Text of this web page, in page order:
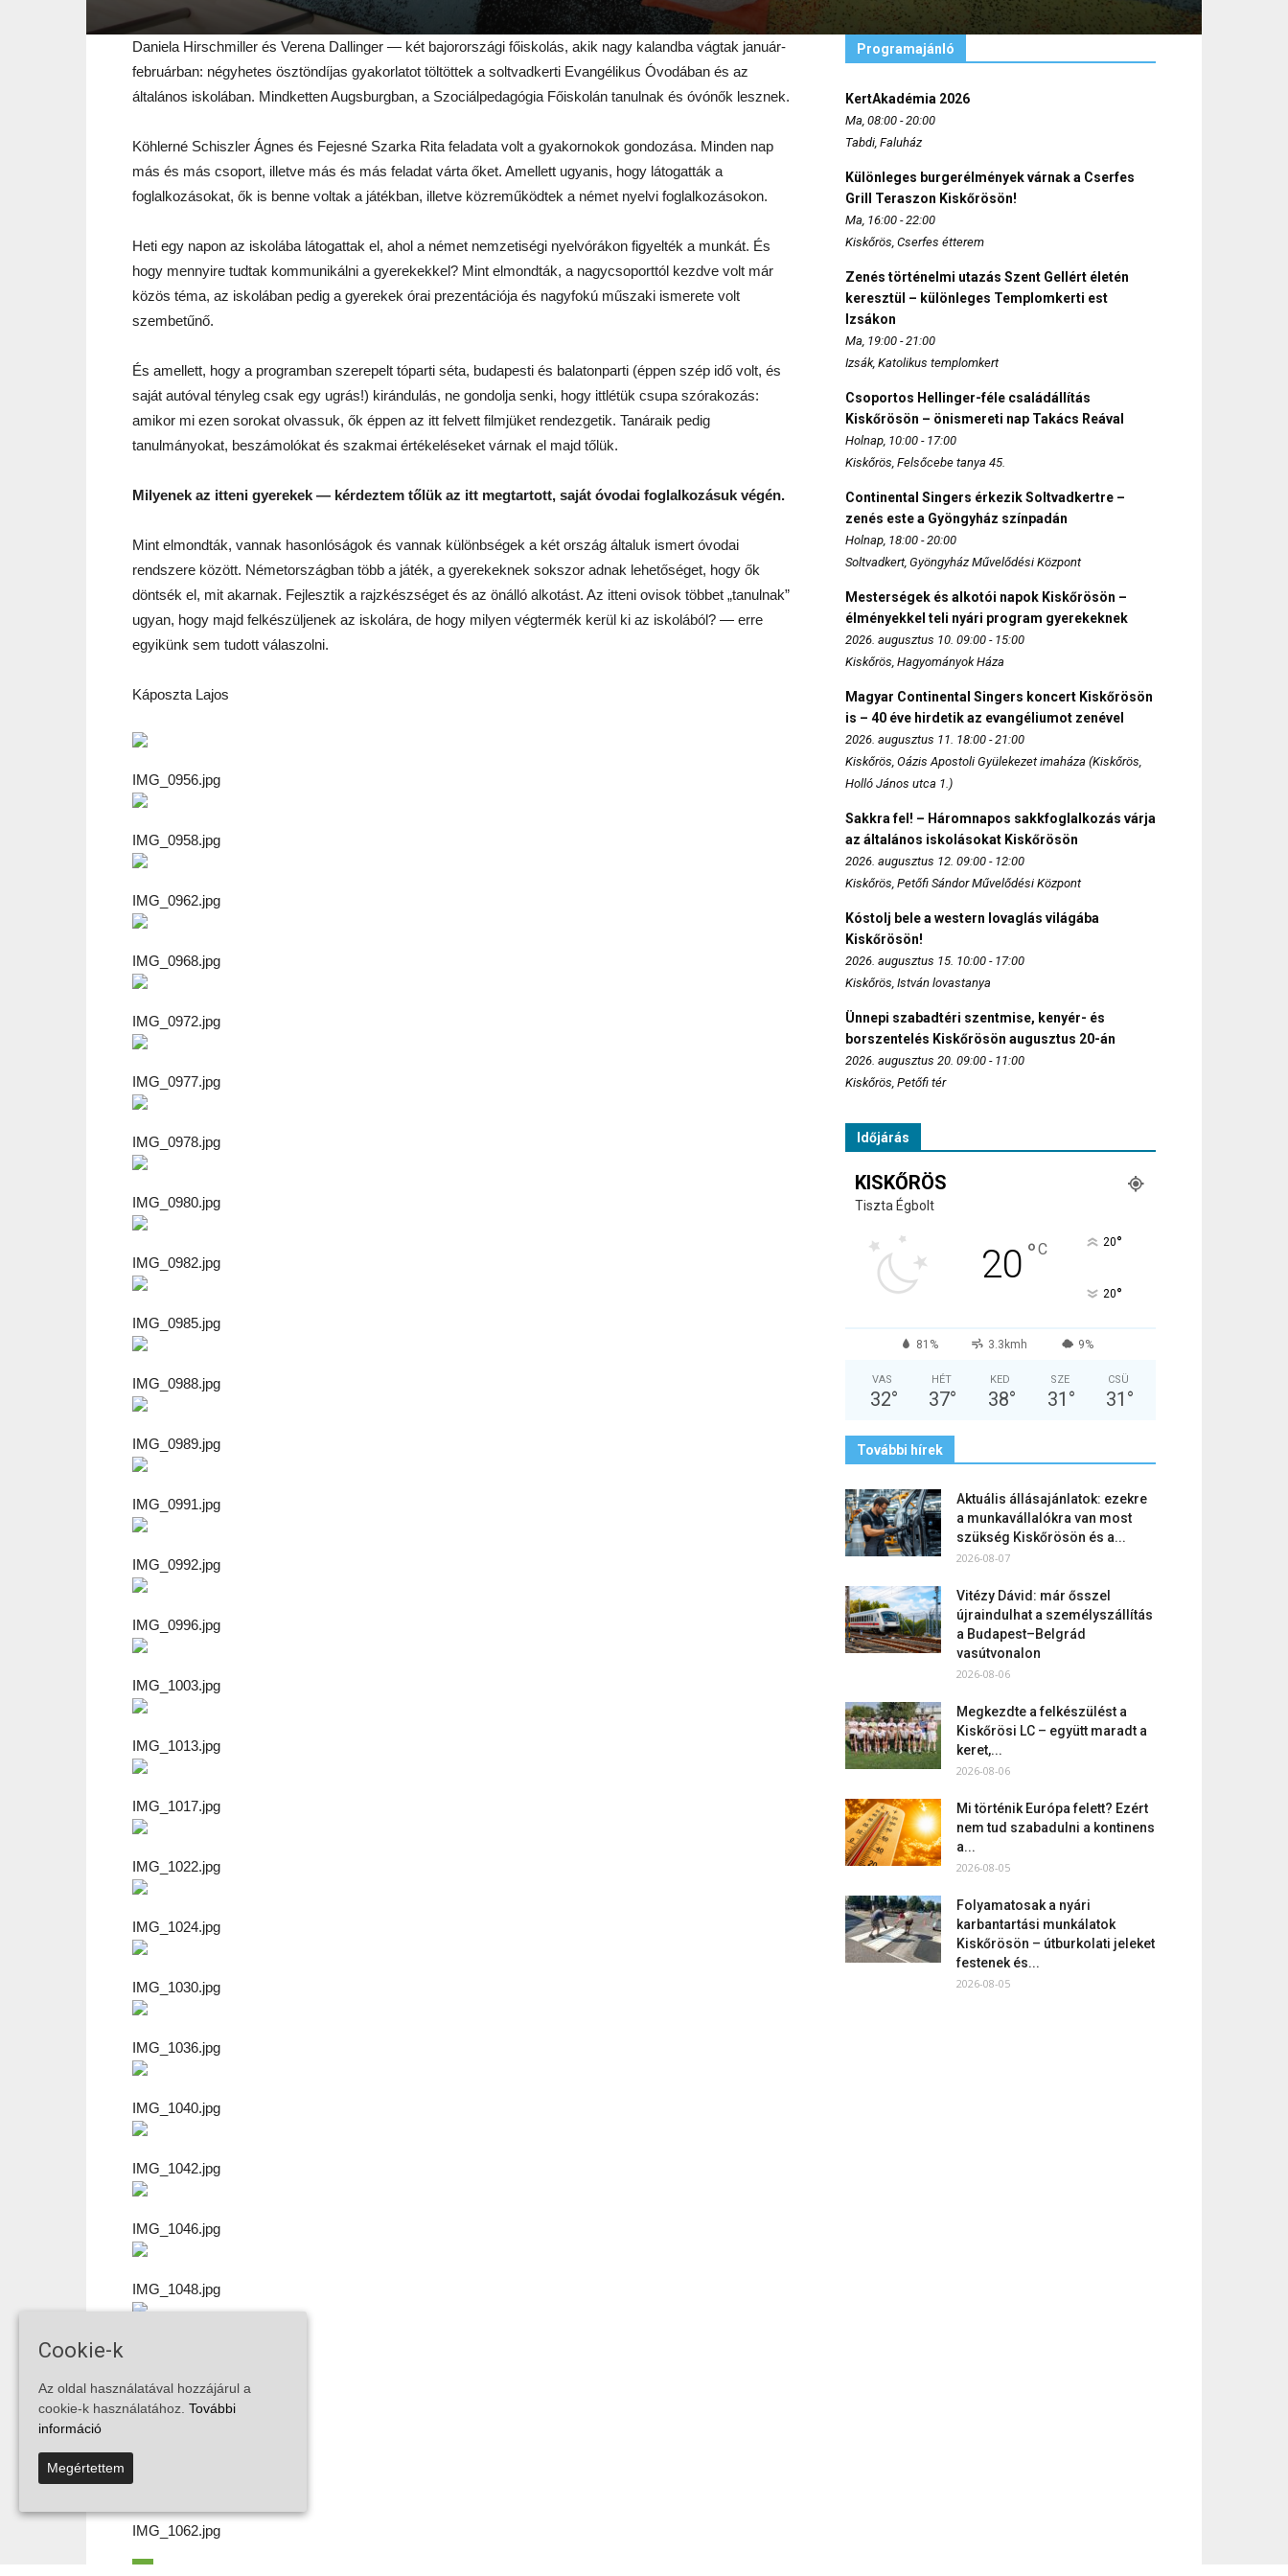
Daniela Hirschmiller és Verena Dallinger — két bajorországi főiskolás, akik nagy kalandba vágtak január-
februárban: négyhetes ösztöndíjas gyakorlatot töltöttek a soltvadkerti Evangélikus Óvodában és az
általános iskolában. Mindketten Augsburgban, a Szociálpedagógia Főiskolán tanulnak és óvónők lesznek.
Köhlerné Schiszler Ágnes és Fejesné Szarka Rita feladata volt a gyakornokok gondozása. Minden nap
más és más csoport, illetve más és más feladat várta őket. Amellett ugyanis, hogy látogatták a
foglalkozásokat, ők is benne voltak a játékban, illetve közreműködtek a német nyelvi foglalkozásokon.
Heti egy napon az iskolába látogattak el, ahol a német nemzetiségi nyelvórákon figyelték a munkát. És
hogy mennyire tudtak kommunikálni a gyerekekkel? Mint elmondták, a nagycsoporttól kezdve volt már
közös téma, az iskolában pedig a gyerekek órai prezentációja és nagyfokú műszaki ismerete volt
szembetűnő.
És amellett, hogy a programban szerepelt tóparti séta, budapesti és balatonparti (éppen szép idő volt, és
saját autóval tényleg csak egy ugrás!) kirándulás, ne gondolja senki, hogy ittlétük csupa szórakozás:
amikor mi ezen sorokat olvassuk, ők éppen az itt felvett filmjüket rendezgetik. Tanáraik pedig
tanulmányokat, beszámolókat és szakmai értékeléseket várnak el majd tőlük.
Milyenek az itteni gyerekek — kérdeztem tőlük az itt megtartott, saját óvodai foglalkozásuk végén.
Mint elmondták, vannak hasonlóságok és vannak különbségek a két ország általuk ismert óvodai
rendszere között. Németországban több a játék, a gyerekeknek sokszor adnak lehetőséget, hogy ők
döntsék el, mit akarnak. Fejlesztik a rajzkészséget és az önálló alkotást. Az itteni ovisok többet „tanulnak”
ugyan, hogy majd felkészüljenek az iskolára, de hogy milyen végtermék kerül ki az iskolából? — erre
egyikünk sem tudott válaszolni.
Káposzta Lajos
IMG_0956.jpg
IMG_0958.jpg
IMG_0962.jpg
IMG_0968.jpg
IMG_0972.jpg
IMG_0977.jpg
IMG_0978.jpg
IMG_0980.jpg
IMG_0982.jpg
IMG_0985.jpg
IMG_0988.jpg
IMG_0989.jpg
IMG_0991.jpg
IMG_0992.jpg
IMG_0996.jpg
IMG_1003.jpg
IMG_1013.jpg
IMG_1017.jpg
IMG_1022.jpg
IMG_1024.jpg
IMG_1030.jpg
IMG_1036.jpg
IMG_1040.jpg
IMG_1042.jpg
IMG_1046.jpg
IMG_1048.jpg
IMG_1053.jpg
IMG_1062.jpg
Programajánló
KertAkadémia 2026
Ma, 08:00 - 20:00
Tabdi, Faluház
Különleges burgerélmények várnak a Cserfes
Grill Teraszon Kiskőrösön!
Ma, 16:00 - 22:00
Kiskőrös, Cserfes étterem
Zenés történelmi utazás Szent Gellért életén
keresztül – különleges Templomkerti est
Izsákon
Ma, 19:00 - 21:00
Izsák, Katolikus templomkert
Csoportos Hellinger-féle családállítás
Kiskőrösön – önismereti nap Takács Reával
Holnap, 10:00 - 17:00
Kiskőrös, Felsőcebe tanya 45.
Continental Singers érkezik Soltvadkertre –
zenés este a Gyöngyház színpadán
Holnap, 18:00 - 20:00
Soltvadkert, Gyöngyház Művelődési Központ
Mesterségek és alkotói napok Kiskőrösön –
élményekkel teli nyári program gyerekeknek
2026. augusztus 10. 09:00 - 15:00
Kiskőrös, Hagyományok Háza
Magyar Continental Singers koncert Kiskőrösön
is – 40 éve hirdetik az evangéliumot zenével
2026. augusztus 11. 18:00 - 21:00
Kiskőrös, Oázis Apostoli Gyülekezet imaháza (Kiskőrös,
Holló János utca 1.)
Sakkra fel! – Háromnapos sakkfoglalkozás várja
az általános iskolásokat Kiskőrösön
2026. augusztus 12. 09:00 - 12:00
Kiskőrös, Petőfi Sándor Művelődési Központ
Kóstolj bele a western lovaglás világába
Kiskőrösön!
2026. augusztus 15. 10:00 - 17:00
Kiskőrös, István lovastanya
Ünnepi szabadtéri szentmise, kenyér- és
borszentelés Kiskőrösön augusztus 20-án
2026. augusztus 20. 09:00 - 11:00
Kiskőrös, Petőfi tér
Időjárás
KISKŐRÖS
Tiszta Égbolt
20 °C 20°
20°
81% 3.3kmh 9%
VAS
32°
HÉT
37°
KED
38°
SZE
31 °
CSÜ
31 °
További hírek
Aktuális állásajánlatok: ezekre
a munkavállalókra van most
szükség Kiskőrösön és a...
2026-08-07
Vitézy Dávid: már ősszel
újraindulhat a személyszállítás
a Budapest–Belgrád
vasútvonalon
2026-08-06
Megkezdte a felkészülést a
Kiskőrösi LC – együtt maradt a
keret,...
2026-08-06
Mi történik Európa felett? Ezért
nem tud szabadulni a kontinens
a...
2026-08-05
Folyamatosak a nyári
karbantartási munkálatok
Kiskőrösön – útburkolati jeleket
festenek és...
2026-08-05
Cookie-k
Az oldal használatával hozzájárul a
cookie-k használatához. További
információ
Megértettem